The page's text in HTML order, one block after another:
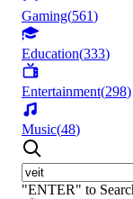
Gaming(561)
Education(333)
Entertainment(298)
Music(48)
"ENTER" to